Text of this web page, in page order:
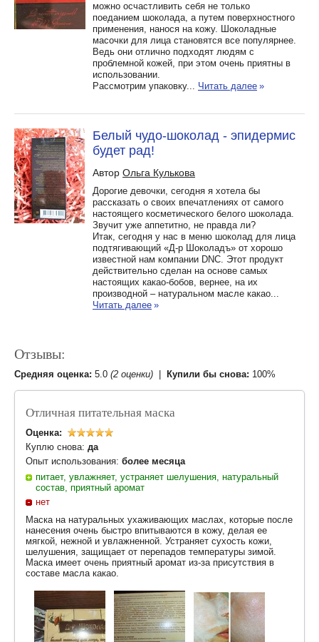
можно осчастливить себя не только
поеданием шоколада, а путем поверхностного
применения, нанося на кожу. Шоколадные
масочки для лица становятся все популярнее.
Ведь они отлично подходят людям с
проблемной кожей, при этом очень приятны в
использовании.
Рассмотрим упаковку... Читать далее »
Белый чудо-шоколад - эпидермис
будет рад!
Автор Ольга Кулькова
Дорогие девочки, сегодня я хотела бы
рассказать о своих впечатлениях от самого
настоящего косметического белого шоколада.
Звучит уже аппетитно, не правда ли?
Итак, сегодня у нас в меню шоколад для лица
подтягивающий «Д-р Шоколадъ» от хорошо
известной нам компании DNC. Этот продукт
действительно сделан на основе самых
настоящих какао-бобов, вернее, на их
производной – натуральном масле какао...
Читать далее »
Отзывы:
Средняя оценка: 5.0 (2 оценки) Купили бы снова: 100%
Отличная питательная маска
Оценка:
Куплю снова: да
Опыт использования: более месяца
питает, увлажняет, устраняет шелушения, натуральный
состав, приятный аромат
нет
Маска на натуральных ухаживающих маслах, которые после
нанесения очень быстро впитываются в кожу, делая ее
мягкой, нежной и увлажненной. Устраняет сухость кожи,
шелушения, защищает от перепадов температуры зимой.
Маска имеет очень приятный аромат из-за присутствия в
составе масла какао.